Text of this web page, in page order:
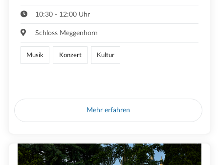
10:30 - 12:00 Uhr
Schloss Meggenhorn
Musik Konzert Kultur
Mehr erfahren